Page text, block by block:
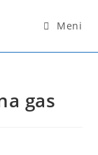
Meni
gas